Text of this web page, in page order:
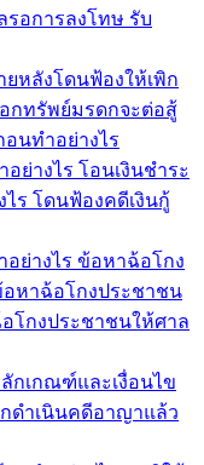
อการลงโทษ รับ
หลังโดนฟ้องให้เพิก
กทรัพย์มรดกจะต่อสู้
นทำอย่างไร
ย่างไร โอนเงินชำระ
ร โดนฟ้องคดีเงินกู้
ย่างไร ข้อหาฉ้อโกง
หาฉ้อโกงประชาชน
โกงประชาชนให้ศาล
กเกณฑ์และเงื่อนไข
ดำเนินคดีอาญาแล้ว